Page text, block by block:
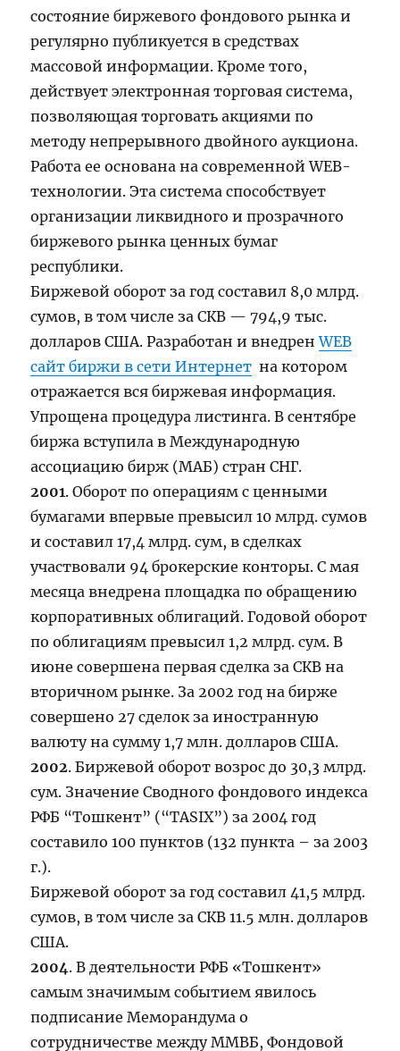
состояние биржевого фондового рынка и
регулярно публикуется в средствах
массовой информации. Кроме того,
действует электронная торговая система,
позволяющая торговать акциями по
методу непрерывного двойного аукциона.
Работа ее основана на современной WEB-
технологии. Эта система способствует
организации ликвидного и прозрачного
биржевого рынка ценных бумаг
республики.
Биржевой оборот за год составил 8,0 млрд.
сумов, в том числе за СКВ — 794,9 тыс.
долларов США. Разработан и внедренWEB
сайт биржи в сети Интернет на котором
отражается вся биржевая информация.
Упрощена процедура листинга. В сентябре
биржа вступила в Международную
ассоциацию бирж (МАБ) стран СНГ.
2001. Оборот по операциям с ценными
бумагами впервые превысил 10 млрд. сумов
и составил 17,4 млрд. сум, в сделках
участвовали 94 брокерские конторы. С мая
месяца внедрена площадка по обращению
корпоративных облигаций. Годовой оборот
по облигациям превысил 1,2 млрд. сум. В
июне совершена первая сделка за СКВ на
вторичном рынке. За 2002 год на бирже
совершено 27 сделок за иностранную
валюту на сумму 1,7 млн. долларов США.
2002. Биржевой оборот возрос до 30,3 млрд.
сум. Значение Сводного фондового индекса
РФБ “Тошкент” (“TASIX”) за 2004 год
составило 100 пунктов (132 пункта – за 2003
г.).
Биржевой оборот за год составил 41,5 млрд.
сумов, в том числе за СКВ 11.5 млн. долларов
США.
2004. В деятельности РФБ «Тошкент»
самым значимым событием явилось
подписание Меморандума о
сотрудничестве между ММВБ, Фондовой